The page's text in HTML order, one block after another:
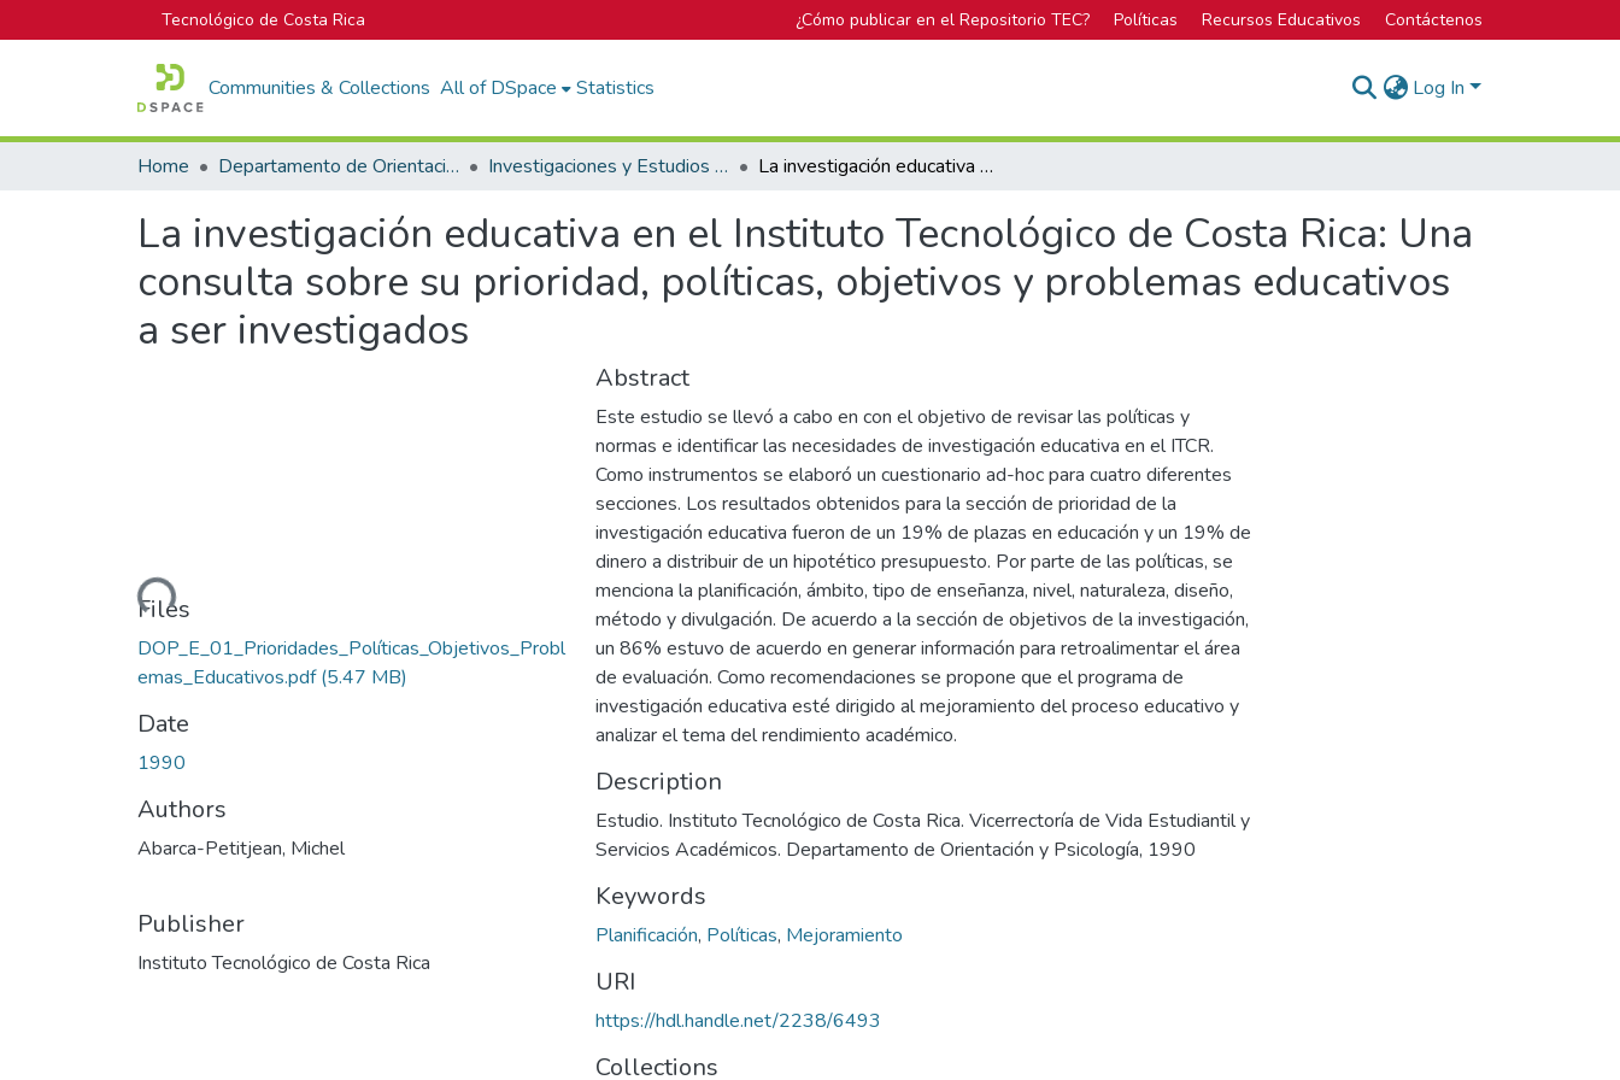
Tecnológico de Costa Rica ¿Cómo publicar en el Repositorio TEC? Políticas Recursos Educativos Contáctenos
Communities & Collections All of DSpace Statistics Log In
Home Departamento de Orientación y Psicología Investigaciones y Estudios del DOP La investigación educativa en el Instituto Tecnológico de Costa Rica: Una consulta sobre su prioridad, políticas, objetivos y problemas educativos a ser investigados
La investigación educativa en el Instituto Tecnológico de Costa Rica: Una
consulta sobre su prioridad, políticas, objetivos y problemas educativos
a ser investigados
Loading...
Files
DOP_E_01_Prioridades_Políticas_Objetivos_Probl
emas_Educativos.pdf(5.47 MB)
Date
1990
Authors
Abarca-Petitjean, Michel
Publisher
Instituto Tecnológico de Costa Rica
Abstract
Este estudio se llevó a cabo en con el objetivo de revisar las políticas y
normas e identificar las necesidades de investigación educativa en el ITCR.
Como instrumentos se elaboró un cuestionario ad-hoc para cuatro diferentes
secciones. Los resultados obtenidos para la sección de prioridad de la
investigación educativa fueron de un 19% de plazas en educación y un 19% de
dinero a distribuir de un hipotético presupuesto. Por parte de las políticas, se
menciona la planificación, ámbito, tipo de enseñanza, nivel, naturaleza, diseño,
método y divulgación. De acuerdo a la sección de objetivos de la investigación,
un 86% estuvo de acuerdo en generar información para retroalimentar el área
de evaluación. Como recomendaciones se propone que el programa de
investigación educativa esté dirigido al mejoramiento del proceso educativo y
analizar el tema del rendimiento académico.
Description
Estudio. Instituto Tecnológico de Costa Rica. Vicerrectoría de Vida Estudiantil y
Servicios Académicos. Departamento de Orientación y Psicología, 1990
Keywords
Planificación, Políticas, Mejoramiento
URI
https://hdl.handle.net/2238/6493
Collections